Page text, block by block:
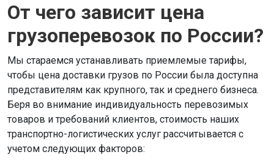
От чего зависит цена
грузоперевозок по России?
Мы стараемся устанавливать приемлемые тарифы,
чтобы цена доставки грузов по России была доступна
представителям как крупного, так и среднего бизнеса.
Беря во внимание индивидуальность перевозимых
товаров и требований клиентов, стоимость наших
транспортно-логистических услуг рассчитывается с
учетом следующих факторов: